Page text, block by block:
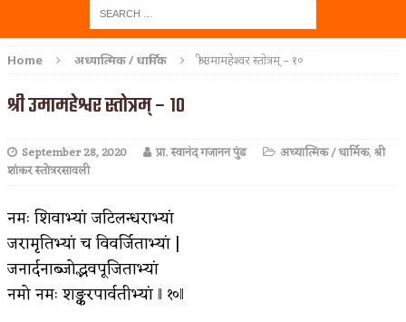
ताम्र – एक अफलातून धातू (COPPER)
अशी एक कविता लिहू इच्छिते
पाटलाची विहीर
पुस्तके बदलायची आहेत तुम्हाला!
किती घोषणांचा पाऊस होता
कसं हुईन तं हू माय…
Home अध्यात्मिक / धार्मिक श्री उमामहेश्वर स्तोत्रम् – १०
श्री उमामहेश्वर स्तोत्रम् – १०
September 28, 2020 प्रा. स्वानंद गजानन पुंड अध्यात्मिक / धार्मिक,श्री
शांकर स्तोत्ररसावली
नमः शिवाभ्यां जटिलन्धराभ्यां
जरामृतिभ्यां च विवर्जिताभ्यां |
जनार्दनाब्जोद्भवपूजिताभ्यां
नमो नमः शङ्करपार्वतीभ्यां ‖ १०‖